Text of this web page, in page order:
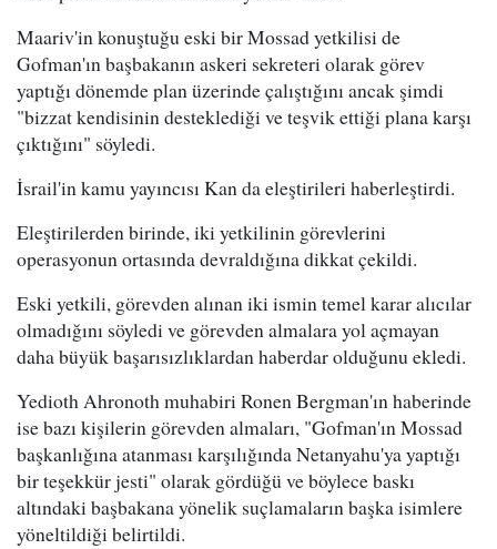
Maariv'in konuştuğu eski bir Mossad yetkilisi de
Gofman'ın başbakanın askeri sekreteri olarak görev
yaptığı dönemde plan üzerinde çalıştığını ancak şimdi
"bizzat kendisinin desteklediği ve teşvik ettiği plana karşı
çıktığını" söyledi.
İsrail'in kamu yayıncısı Kan da eleştirileri haberleştirdi.
Eleştirilerden birinde, iki yetkilinin görevlerini
operasyonun ortasında devraldığına dikkat çekildi.
Eski yetkili, görevden alınan iki ismin temel karar alıcılar
olmadığını söyledi ve görevden almalara yol açmayan
daha büyük başarısızlıklardan haberdar olduğunu ekledi.
Yedioth Ahronoth muhabiri Ronen Bergman'ın haberinde
ise bazı kişilerin görevden almaları, "Gofman'ın Mossad
başkanlığına atanması karşılığında Netanyahu'ya yaptığı
bir teşekkür jesti" olarak gördüğü ve böylece baskı
altındaki başbakana yönelik suçlamaların başka isimlere
yöneltildiği belirtildi.